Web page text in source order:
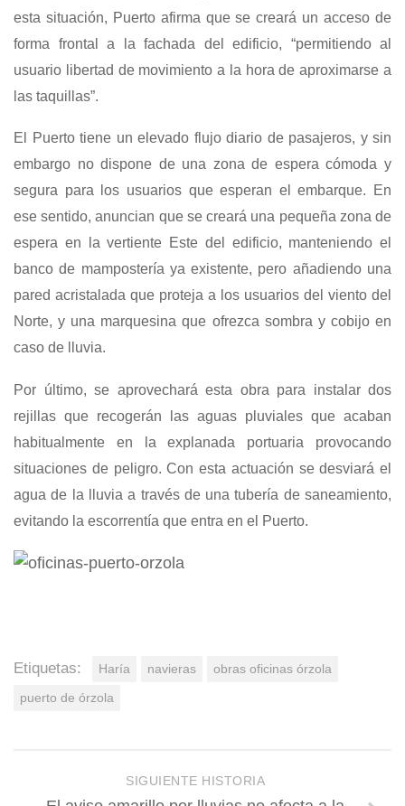
esta situación, Puerto afirma que se creará un acceso de
forma frontal a la fachada del edificio, “permitiendo al
usuario libertad de movimiento a la hora de aproximarse a
las taquillas”.
El Puerto tiene un elevado flujo diario de pasajeros, y sin
embargo no dispone de una zona de espera cómoda y
segura para los usuarios que esperan el embarque. En
ese sentido, anuncian que se creará una pequeña zona de
espera en la vertiente Este del edificio, manteniendo el
banco de mampostería ya existente, pero añadiendo una
pared acristalada que proteja a los usuarios del viento del
Norte, y una marquesina que ofrezca sombra y cobijo en
caso de lluvia.
Por último, se aprovechará esta obra para instalar dos
rejillas que recogerán las aguas pluviales que acaban
habitualmente en la explanada portuaria provocando
situaciones de peligro. Con esta actuación se desviará el
agua de la lluvia a través de una tubería de saneamiento,
evitando la escorrentía que entra en el Puerto.
Etiquetas: Haría navieras
obras oficinas órzola
puerto de órzola
SIGUIENTE HISTORIA